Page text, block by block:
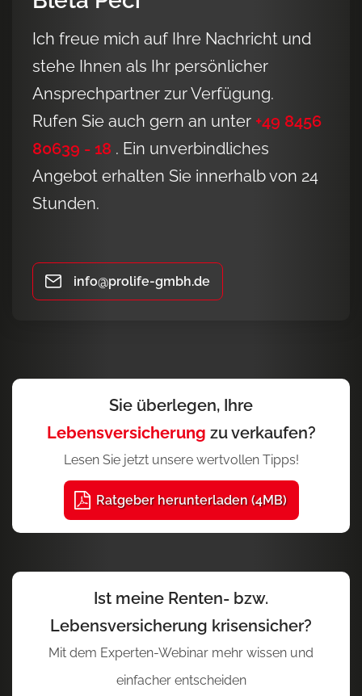
Ich freue mich auf Ihre Nachricht und
stehe Ihnen als Ihr persönlicher
Ansprechpartner zur Verfügung.
Rufen Sie auch gern an unter +49 8456
80639 - 18 . Ein unverbindliches
Angebot erhalten Sie innerhalb von 24
Stunden.
info@prolife-gmbh.de
Sie überlegen, Ihre
Lebensversicherung zu verkaufen?
Lesen Sie jetzt unsere wertvollen Tipps!
Ratgeber herunterladen (4MB)
Ist meine Renten- bzw.
Lebensversicherung krisensicher?
Mit dem Experten-Webinar mehr wissen und
einfacher entscheiden